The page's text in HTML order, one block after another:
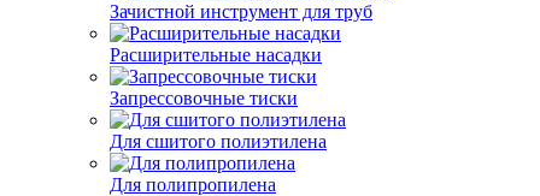
Зачистной инструмент для труб
Расширительные насадки
Запрессовочные тиски
Для сшитого полиэтилена
Для полипропилена